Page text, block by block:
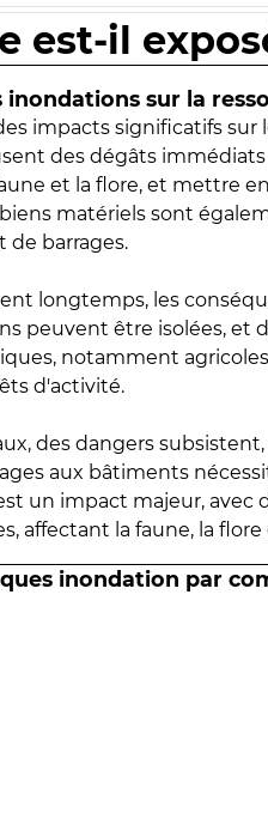
est-il
inondations sur la
impacts significatifs
des dégâts
et la flore, et mettre
matériels sont
de barrages.
longtemps, les
peuvent être isolées, et
notamment
d'activité.
des dangers
aux bâtiments
un impact majeur,
affectant la faune, la flore
inondation par